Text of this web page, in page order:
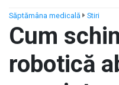
Săptămâna medicală Stiri
Cum
robotică